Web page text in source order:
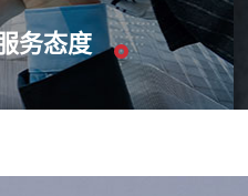
务态度